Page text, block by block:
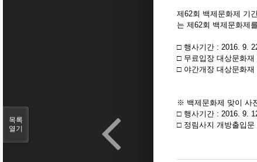
제62회 백제문화제 기
는 제62회 백제문화제
□ 행사기간 : 2016. 9.
□ 무료입장 대상문화재
□ 야간개장 대상문화
※ 백제문화제 맞이 사
□ 행사기간 : 2016. 9.
□ 정림사지 개방출입
목록
열기